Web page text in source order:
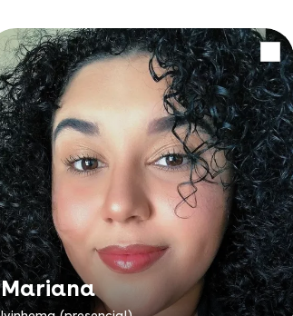
Mariana